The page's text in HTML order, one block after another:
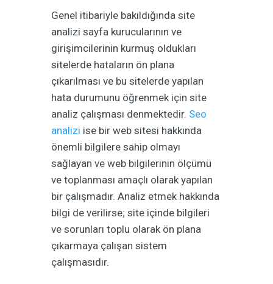
Genel itibariyle bakıldığında site
analizi sayfa kurucularının ve
girişimcilerinin kurmuş oldukları
sitelerde hataların ön plana
çıkarılması ve bu sitelerde yapılan
hata durumunu öğrenmek için site
analiz çalışması denmektedir. Seo
analizi ise bir web sitesi hakkında
önemli bilgilere sahip olmayı
sağlayan ve web bilgilerinin ölçümü
ve toplanması amaçlı olarak yapılan
bir çalışmadır. Analiz etmek hakkında
bilgi de verilirse; site içinde bilgileri
ve sorunları toplu olarak ön plana
çıkarmaya çalışan sistem
çalışmasıdır.